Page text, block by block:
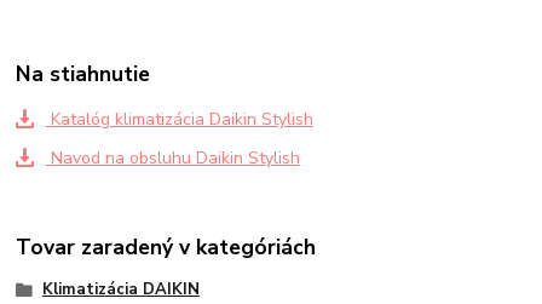
Na stiahnutie
Katalóg klimatizácia Daikin Stylish
Navod na obsluhu Daikin Stylish
Tovar zaradený v kategóriách
Klimatizácia DAIKIN